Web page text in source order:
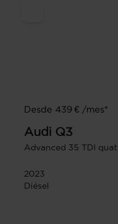
Desde 439 € /mes*
Audi Q3
Advanced 35 TDI
2023
Diésel